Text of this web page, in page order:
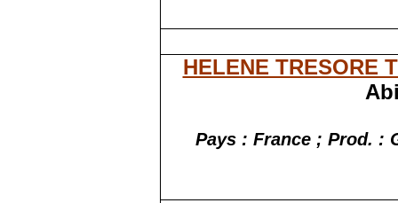
HELENE TRESORE
Pays : France ; Prod. :